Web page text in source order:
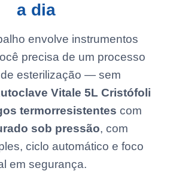
a dia
envolve instrumentos
precisa de um processo
esterilização — sem
Vitale 5L Cristófoli
termorresistentes com
sob pressão, com
ciclo automático e foco
em segurança.